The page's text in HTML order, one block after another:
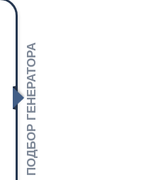
ПОДБОР ГЕНЕРАТОРА